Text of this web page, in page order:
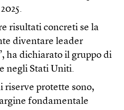
risultati concreti se la
diventare leader
ha dichiarato il gruppo di
negli Stati Uniti.
riserve protette sono,
fondamentale